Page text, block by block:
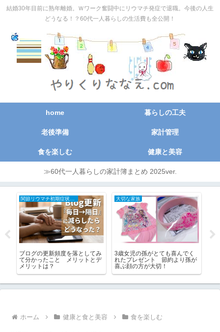
結婚30年目前に熟年離婚。Ｗワーク奮闘中にリウマチ発症で退職。今後の人生
どうなる！？60代一人暮らしの生活費も全公開！
home 暮らしの工夫
老後準備 家計管理
食を楽しむ 健康と美容
≫60代一人暮らしの家計簿まとめ 2025ver.
ご近所さんが古家を解体したら
街にGが増えまくり
関節リウマチ初期症状と治療の全記録
震災時の薬はどうする？持病が
ある人の「冷蔵保管の自己注
射」と非常食の期限チェック
ホーム 健康と食と美容 食を楽しむ